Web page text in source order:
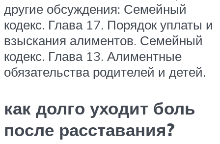
другие обсуждения: Семейный
кодекс. Глава 17. Порядок уплаты и
взыскания алиментов. Семейный
кодекс. Глава 13. Алиментные
обязательства родителей и детей.
как долго уходит боль
после расставания?